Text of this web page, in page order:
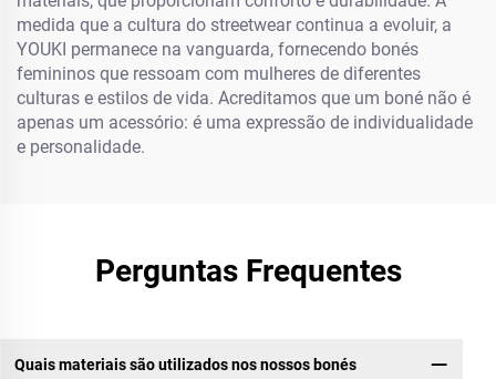
medida que a cultura do streetwear continua a evoluir, a
YOUKI permanece na vanguarda, fornecendo bonés
femininos que ressoam com mulheres de diferentes
culturas e estilos de vida. Acreditamos que um boné não é
apenas um acessório: é uma expressão de individualidade
e personalidade.
Perguntas Frequentes
Quais materiais são utilizados nos nossos bonés